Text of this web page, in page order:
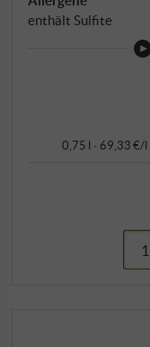
enthält Sulfite
0,75 l · 69,33 €/l